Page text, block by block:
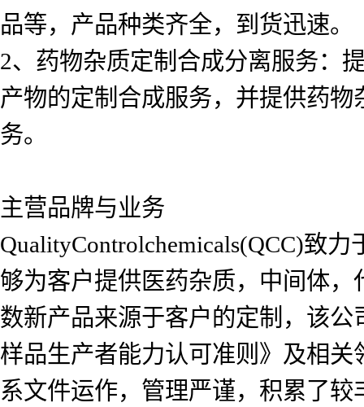
品等，产品种类齐全，到货迅速。
2、药物杂质定制合成分离服务：
产物的定制合成服务，并提供药
务。
主营品牌与业务
QualityControlchemicals(QCC)致
够为客户提供医药杂质，中间体
数新产品来源于客户的定制，该公
样品生产者能力认可准则》及相
系文件运作，管理严谨，积累了